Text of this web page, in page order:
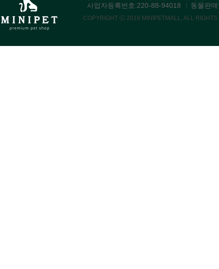
사업자등록번호:220-88-94018
동물판
COPYRIGHT ⓒ 2018 MINIPETMALL, ALL